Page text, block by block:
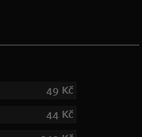
49 Kč
44 Kč